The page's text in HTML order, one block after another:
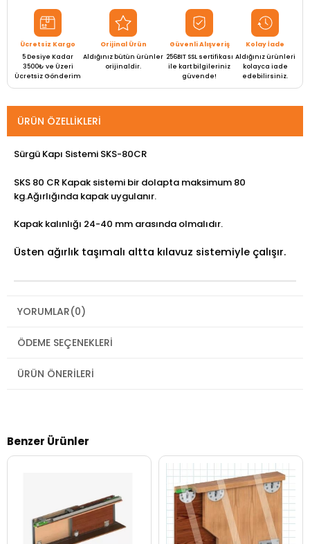
Ücretsiz Kargo
5 Desiye Kadar
3500₺ ve Üzeri
Ücretsiz Gönderim
Orijinal Ürün
Aldığınız bütün ürünler
orijinaldir.
Güvenli Alışveriş
256BIT SSL sertifikası
ile kart bilgileriniz
güvende!
Kolay İade
Aldığınız ürünleri
kolayca iade
edebilirsiniz.
ÜRÜN ÖZELLIKLERI
Sürgü Kapı Sistemi SKS-80CR
SKS 80 CR Kapak sistemi bir dolapta maksimum 80
kg.Ağırlığında kapak uygulanır.
Kapak kalınlığı 24-40 mm arasında olmalıdır.
Üsten ağırlık taşımalı altta kılavuz sistemiyle çalışır.
YORUMLAR(0)
ÖDEME SEÇENEKLERI
ÜRÜN ÖNERILERI
Benzer Ürünler